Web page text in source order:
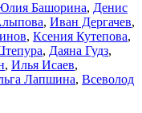
Башорина, Денис
, Иван Дергачев,
, Ксения Кутепова,
, Даяна Гудз,
, Илья Исаев,
Лапшина, Всеволод